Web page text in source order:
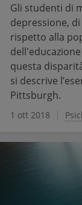
Gli studenti di
depressione,
rispetto alla
questa
si descrive
Pittsburgh.
1 ott 2018